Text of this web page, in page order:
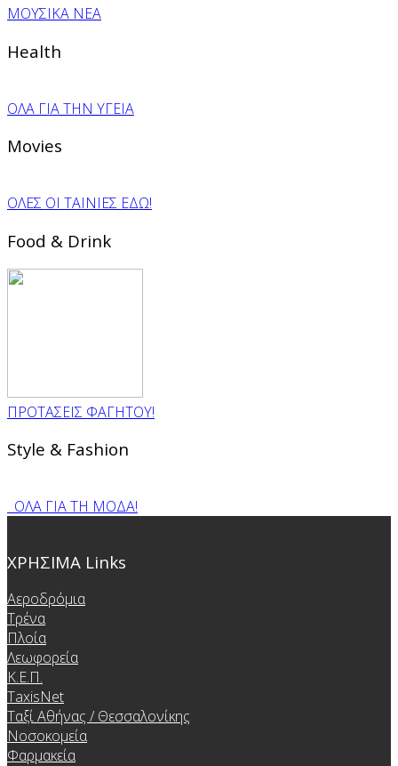
ΜΟΥΣΙΚΑ ΝΕΑ
Health
ΟΛΑ ΓΙΑ ΤΗΝ ΥΓΕΙΑ
Movies
ΟΛΕΣ ΟΙ ΤΑΙΝΙΕΣ ΕΔΩ!
Food & Drink
ΠΡΟΤΑΣΕΙΣ ΦΑΓΗΤΟΥ!
Style & Fashion
ΟΛΑ ΓΙΑ ΤΗ ΜΟΔΑ!
ΧΡΗΣΙΜΑ Links
Αεροδρόμια
Τρένα
Πλοία
Λεωφορεία
Κ.Ε.Π.
TaxisNet
Ταξί Αθήνας / Θεσσαλονίκης
Νοσοκομεία
Φαρμακεία